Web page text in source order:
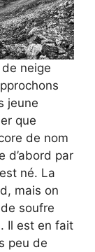
neige
jeune
que
de nom
d’abord par
né. La
mais on
soufre
Il est en fait
peu de